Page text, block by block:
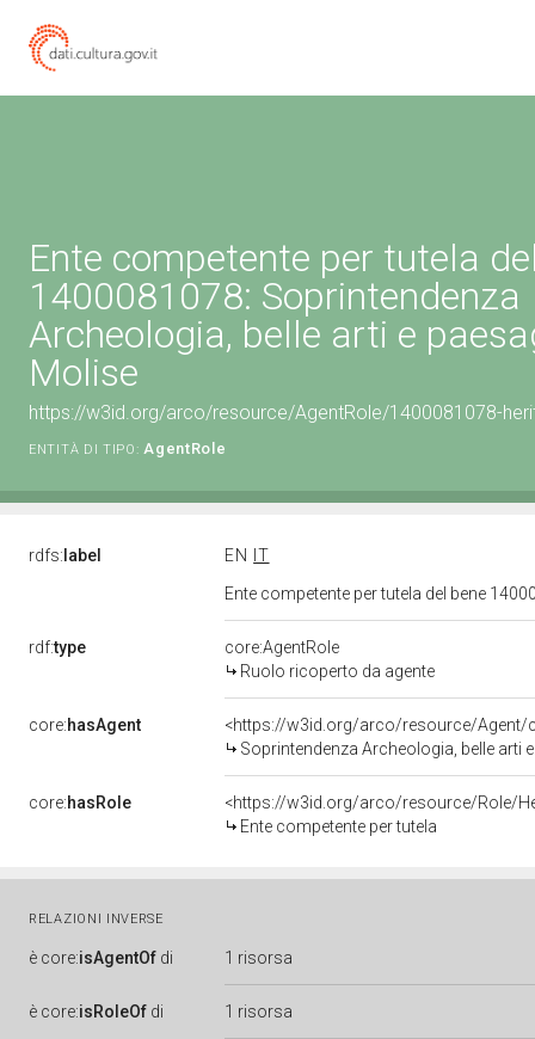
Ente competente per tutela
1400081078: Soprintendenza
Archeologia, belle arti e
Molise
https://w3id.org/arco/resource/AgentRole/1400081078-
ENTITÀ DI TIPO: AgentRole
rdfs: label EN
IT
Ente competente per tutela del bene
rdf:type
core:AgentRole
Ruolo ricoperto da agente
core:hasAgent
<https://w3id.org/arco/resource/Agent/
Soprintendenza Archeologia, belle arti
core:hasRole
<https://w3id.org/arco/resource/Role/
Ente competente per tutela
RELAZIONI INVERSE
è core:isAgentOf di 1 risorsa
è core:isRoleOf di 1 risorsa